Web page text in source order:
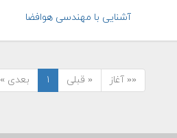
آشنایی با مهندسی هوافضا
«« آغاز « قبلی ۱ بعدی »